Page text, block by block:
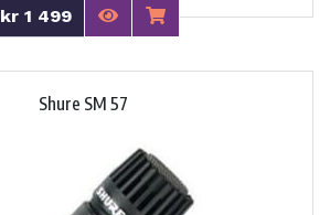
kr 1 499
Shure SM 57